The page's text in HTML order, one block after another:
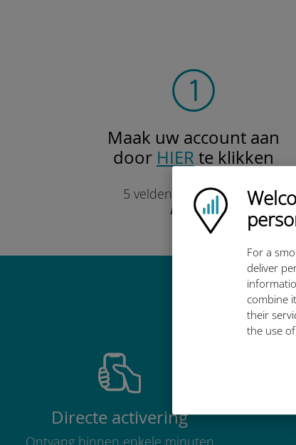
Ubigi logo
For a
deliver
combine
their
the use
Maak uw account aan
door HIERte klikken
5 velden om in te vullen.
Beloofd!
Waarom
Directe activering
Ontvang binnen enkele minuten